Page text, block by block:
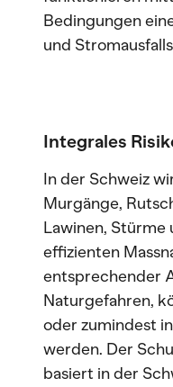
Bedingungen
und
Integrales
In der Schweiz
Murgänge,
Lawinen, Stürme
effizienten
entsprechender
Naturgefahren,
oder zumindest
werden. Der
basiert in der